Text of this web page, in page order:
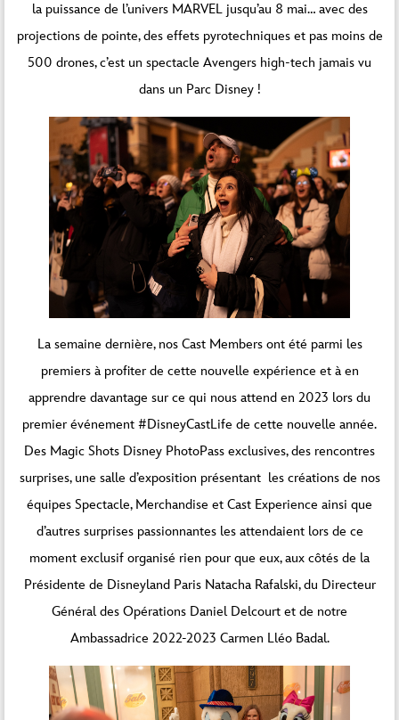
la puissance de l’univers MARVEL jusqu’au 8 mai… avec des
projections de pointe, des effets pyrotechniques et pas moins de
500 drones, c’est un spectacle Avengers high-tech jamais vu
dans un Parc Disney !
La semaine dernière, nos Cast Members ont été parmi les
premiers à profiter de cette nouvelle expérience et à en
apprendre davantage sur ce qui nous attend en 2023 lors du
premier événement #DisneyCastLife de cette nouvelle année.
Des Magic Shots Disney PhotoPass exclusives, des rencontres
surprises, une salle d’exposition présentant les créations de nos
équipes Spectacle, Merchandise et Cast Experience ainsi que
d’autres surprises passionnantes les attendaient lors de ce
moment exclusif organisé rien pour que eux, aux côtés de la
Présidente de Disneyland Paris Natacha Rafalski, du Directeur
Général des Opérations Daniel Delcourt et de notre
Ambassadrice 2022-2023 Carmen Lléo Badal.